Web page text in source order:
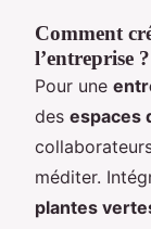
Comment
l’entreprise ?
Pour une
des espaces
méditer.
plantes